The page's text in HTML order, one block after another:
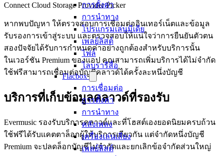
การตั้งค่า
การนำทาง
โปรแกรมเล่นมีเดีย
เพลย์ลิสต์
ไฟล์
ไลบรารีสื่อ
Flacbox
การเชื่อมต่อ
การตั้งค่า
การนำทาง
คลังเพลง
เครื่องเล่นเสียง
เพลย์ลิสต์
Connect Cloud Storage Provider Picker
หากพบปัญหา ให้ตรวจสอบการเชื่อมต่ออินเทอร์เน็ตและข้อมูล
รับรองการเข้าสู่ระบบ และตรวจสอบให้แน่ใจว่าการยืนยันตัวตน
สองปัจจัยได้รับการกำหนดค่าอย่างถูกต้องสำหรับบริการนั้น
ในเวอร์ชัน Premium ของแอป คุณสามารถเพิ่มบริการได้ไม่จำกัด
ใช้ฟรีสามารถเชื่อมต่อบัญชีคลาวด์ได้ครั้งละหนึ่งบัญชี
บริการที่เก็บข้อมูลคลาวด์ที่รองรับ
Evermusic รองรับบริการคลาวด์และที่โฮสต์เองยอดนิยมครบถ้วน
ใช้ฟรีได้รับแคตตาล็อกผู้ให้บริการเดียวกัน แต่จำกัดหนึ่งบัญชี
Premium จะปลดล็อกบัญชีไม่จำกัดและยกเลิกข้อจำกัดส่วนใหญ่